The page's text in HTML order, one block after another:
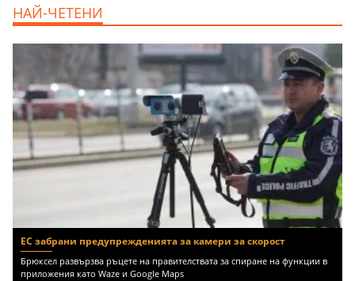
НАЙ-ЧЕТЕНИ
ЕС забрани предупрежденията за камери за скорост
Брюксел развързва ръцете на правителствата за спиране на функции в
приложения като Waze и Google Maps